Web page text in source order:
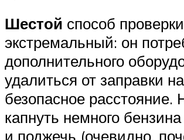
Шестой способ
экстремальный: он
дополнительного
удалиться от заправки на
безопасное расстояние.
капнуть немного
и поджечь (очевидно,